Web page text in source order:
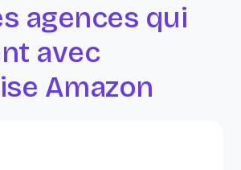
agences qui
avec
Amazon